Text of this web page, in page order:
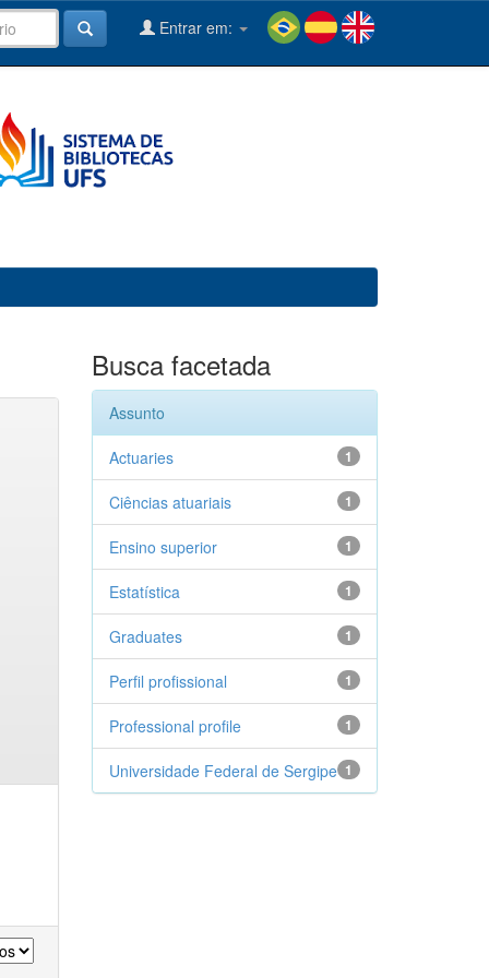
Entrar em:
Busca facetada
Assunto
1
Actuaries
1
Ciências atuariais
1
Ensino superior
1
Estatística
1
Graduates
1
Perfil profissional
1
Professional profile
1
Universidade Federal de Sergipe